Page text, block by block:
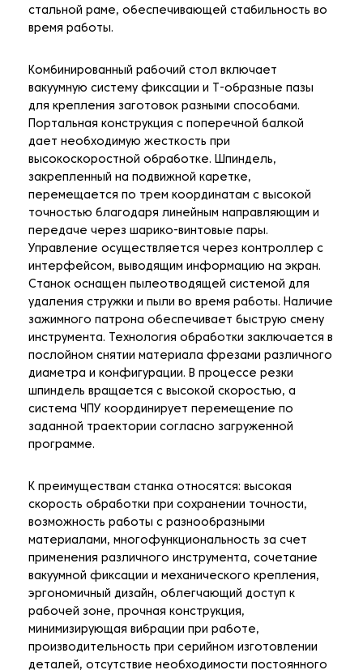
стальной раме, обеспечивающей стабильность во
время работы.
Комбинированный рабочий стол включает
вакуумную систему фиксации и Т-образные пазы
для крепления заготовок разными способами.
Портальная конструкция с поперечной балкой
дает необходимую жесткость при
высокоскоростной обработке. Шпиндель,
закрепленный на подвижной каретке,
перемещается по трем координатам с высокой
точностью благодаря линейным направляющим и
передаче через шарико-винтовые пары.
Управление осуществляется через контроллер с
интерфейсом, выводящим информацию на экран.
Станок оснащен пылеотводящей системой для
удаления стружки и пыли во время работы. Наличие
зажимного патрона обеспечивает быструю смену
инструмента. Технология обработки заключается в
послойном снятии материала фрезами различного
диаметра и конфигурации. В процессе резки
шпиндель вращается с высокой скоростью, а
система ЧПУ координирует перемещение по
заданной траектории согласно загруженной
программе.
К преимуществам станка относятся: высокая
скорость обработки при сохранении точности,
возможность работы с разнообразными
материалами, многофункциональность за счет
применения различного инструмента, сочетание
вакуумной фиксации и механического крепления,
эргономичный дизайн, облегчающий доступ к
рабочей зоне, прочная конструкция,
минимизирующая вибрации при работе,
производительность при серийном изготовлении
деталей, отсутствие необходимости постоянного